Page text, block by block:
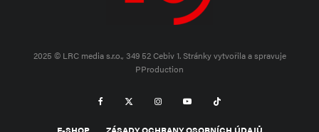
2025 © LRC media s.r.o., 349 52 Cebiv 1.Stránky vytvořila a spravuje
PProduction